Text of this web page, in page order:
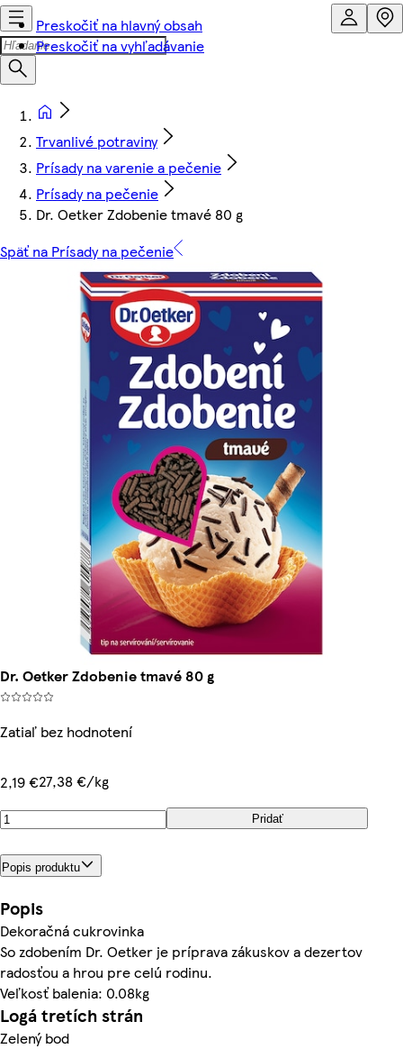
Preskočiť na hlavný obsah
Preskočiť na vyhľadávanie
Trvanlivé potraviny
Prísady na varenie a pečenie
Prísady na pečenie
Dr. Oetker Zdobenie tmavé 80 g
Späť na Prísady na pečenie
Dr. Oetker Zdobenie tmavé 80 g
Zatiaľ bez hodnotení
2,19 €27,38 €/kg
Pridať
Popis produktu
Popis
Dekoračná cukrovinka
So zdobením Dr. Oetker je príprava zákuskov a dezertov
radosťou a hrou pre celú rodinu.
Veľkosť balenia: 0.08kg
Logá tretích strán
Zelený bod